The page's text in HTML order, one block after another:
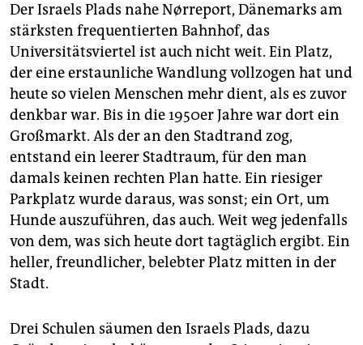
Der Israels Plads nahe Nørreport, Dänemarks am
stärksten frequentierten Bahnhof, das
Universitätsviertel ist auch nicht weit. Ein Platz,
der eine erstaunliche Wandlung vollzogen hat und
heute so vielen Menschen mehr dient, als es zuvor
denkbar war. Bis in die 1950er Jahre war dort ein
Großmarkt. Als der an den Stadtrand zog,
entstand ein leerer Stadtraum, für den man
damals keinen rechten Plan hatte. Ein riesiger
Parkplatz wurde daraus, was sonst; ein Ort, um
Hunde auszuführen, das auch. Weit weg jedenfalls
von dem, was sich heute dort tagtäglich ergibt. Ein
heller, freundlicher, belebter Platz mitten in der
Stadt.
Drei Schulen säumen den Israels Plads, dazu